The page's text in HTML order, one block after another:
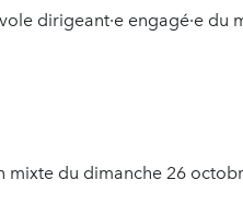
dirigeant·e engagé·e du
du dimanche 26